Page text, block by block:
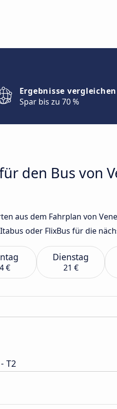
Ergebnisse vergleichen
Spar bis zu 70 %
den Bus von
aus dem Fahrplan von
oder FlixBus für die
€
Dienstag
21 €
T2